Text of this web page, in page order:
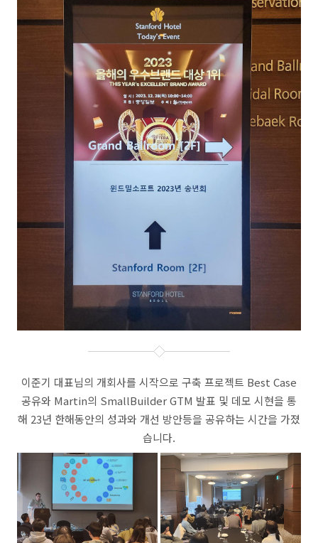
이준기 대표님의 개회사를 시작으로 구축 프로젝트 Best Case
공유와 Martin의 SmallBuilder GTM 발표 및 데모 시현을 통
해 23년 한해동안의 성과와 개선 방안등을 공유하는 시간을 가졌
습니다.